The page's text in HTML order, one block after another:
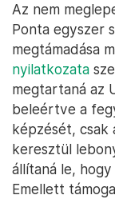
Az nem
Ponta egyszer
megtámadása
nyilatkozata
megtartaná az
beleértve a
képzését,
keresztül
állítaná le,
Emellett